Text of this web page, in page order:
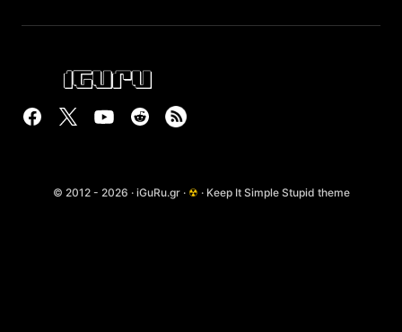
© 2012 - 2026 · iGuRu.gr · ☢ · Keep It Simple Stupid theme